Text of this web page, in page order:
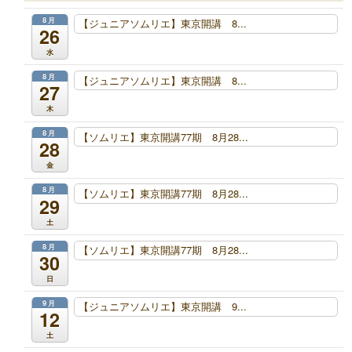
8月
26
水
【ジュニアソムリエ】東京開講 8...
8月
27
木
【ジュニアソムリエ】東京開講 8...
8月
28
金
【ソムリエ】東京開講77期 8月28...
8月
29
土
【ソムリエ】東京開講77期 8月28...
8月
30
日
【ソムリエ】東京開講77期 8月28...
9月
12
土
【ジュニアソムリエ】東京開講 9...